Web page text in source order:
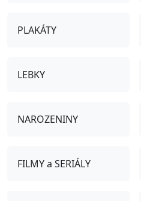
PLAKÁTY
LEBKY
NAROZENINY
FILMY a SERIÁLY